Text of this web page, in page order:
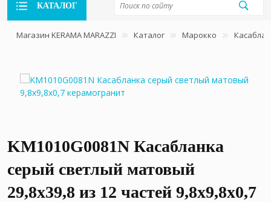
КАТАЛОГ
Магазин KERAMA MARAZZI Каталог Марокко
KM1010G0081N Касабланка
серый светлый матовый
29,8х39,8 из 12 частей 9,8x9,8x0,7